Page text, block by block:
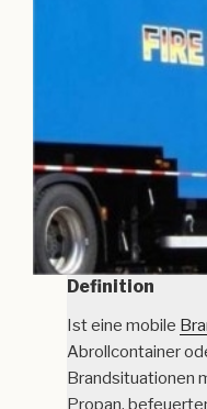
Definition
Ist eine mobile
Abrollcontainer
Brandsituationen
Propan,